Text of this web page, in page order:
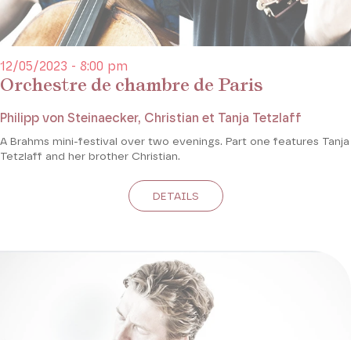
Orchestre de chambre de Paris
12/05/2023 - 8:00 pm
Philipp von Steinaecker, Christian et Tanja Tetzlaff
A Brahms mini-festival over two evenings. Part one features Tanja
Tetzlaff and her brother Christian.
DETAILS